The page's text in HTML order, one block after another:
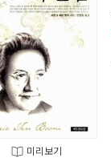
미리보기